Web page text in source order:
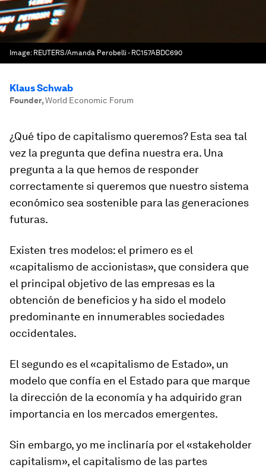
Image: REUTERS/Amanda Perobelli - RC157ABDC690
Klaus Schwab
Founder,World Economic Forum
¿Qué tipo de capitalismo queremos? Esta sea tal
vez la pregunta que defina nuestra era. Una
pregunta a la que hemos de responder
correctamente si queremos que nuestro sistema
económico sea sostenible para las generaciones
futuras.
Existen tres modelos: el primero es el
«capitalismo de accionistas», que considera que
el principal objetivo de las empresas es la
obtención de beneficios y ha sido el modelo
predominante en innumerables sociedades
occidentales.
El segundo es el «capitalismo de Estado», un
modelo que confía en el Estado para que marque
la dirección de la economía y ha adquirido gran
importancia en los mercados emergentes.
Sin embargo, yo me inclinaría por el «stakeholder
capitalism», el capitalismo de las partes